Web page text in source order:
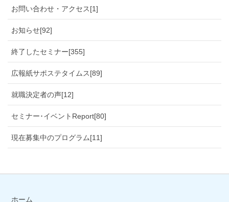
お問い合わせ・アクセス[1]
お知らせ[92]
終了したセミナー[355]
広報紙サポステタイムス[89]
就職決定者の声[12]
セミナー･イベントReport[80]
現在募集中のプログラム[11]
ホーム